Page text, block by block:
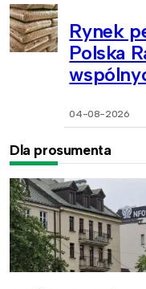
Rynek
Polska
04-08-2026
Dla prosumenta